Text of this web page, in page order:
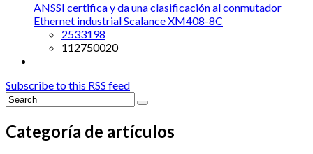
ANSSI certifica y da una clasificación al conmutador
Ethernet industrial Scalance XM408-8C
2533198
112750020
Subscribe to this RSS feed
Categoría de artículos